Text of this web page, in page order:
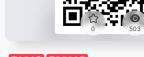
0 503